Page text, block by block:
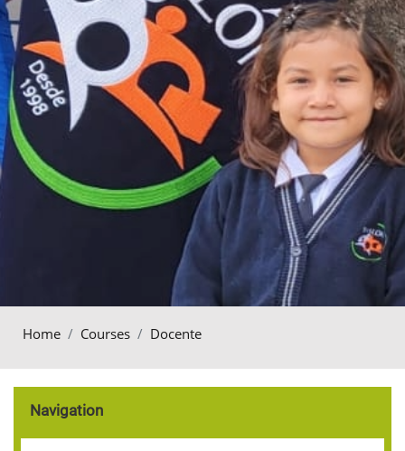
Home Courses Docente
Blocks
Navigation